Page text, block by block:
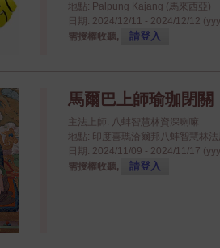
地點: Palpung Kajang (馬來西亞)
日期: 2024/12/11 - 2024/12/12
需授權收聽,
請登入
馬爾巴上師瑜珈閉關
主法上師: 八蚌智慧林資深喇嘛
地點: 印度喜瑪洽爾邦八蚌智慧林
日期: 2024/11/09 - 2024/11/17
需授權收聽,
請登入